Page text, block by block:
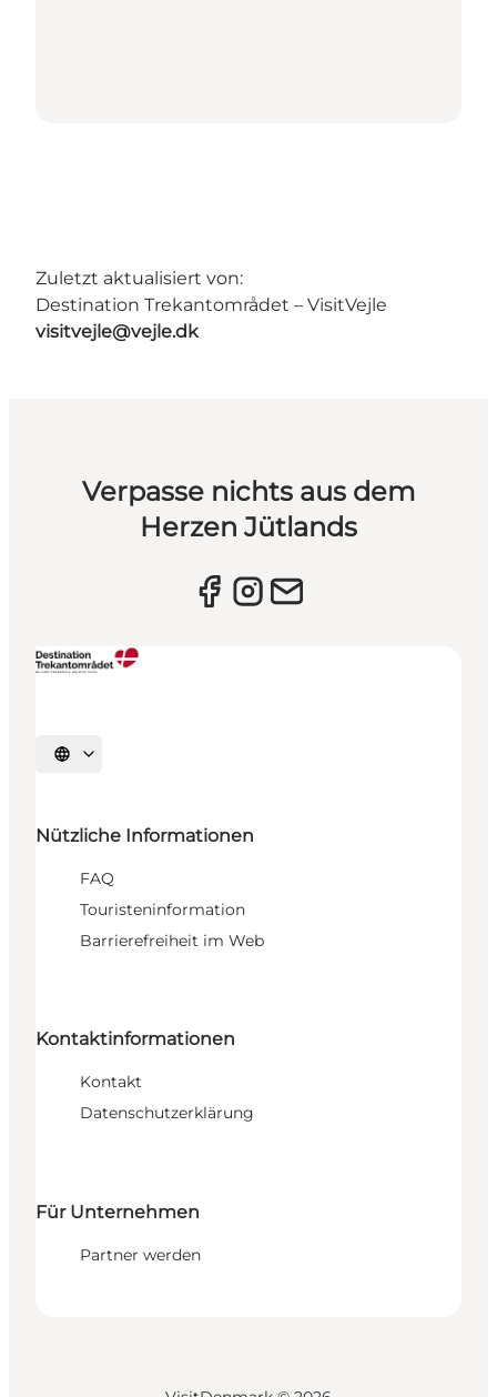
Zuletzt aktualisiert von:
Destination Trekantområdet – VisitVejle
visitvejle@vejle.dk
Verpasse nichts aus dem
Herzen Jütlands
Sprache auswählen
Nützliche Informationen
FAQ
Touristeninformation
Barrierefreiheit im Web
Kontaktinformationen
Kontakt
Datenschutzerklärung
Für Unternehmen
Partner werden